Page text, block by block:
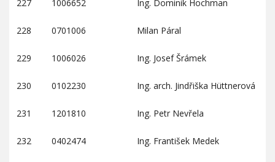
227 1006652 Ing. Dominik Hochman
228 0701006 Milan Páral
229 1006026 Ing. Josef Šrámek
230 0102230 Ing. arch. Jindřiška Hüttnerová
231 1201810 Ing. Petr Nevřela
232 0402474 Ing. František Medek